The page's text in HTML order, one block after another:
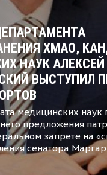
ХМАО,
НАУК АЛЕКСЕЙ
ВЫСТУПИЛ
медицинских наук
предложения
запрете на
сенатора